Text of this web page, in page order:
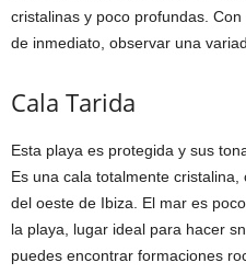
cristalinas y poco profundas.
de inmediato, observar una
Cala Tarida
Esta playa es protegida y sus
Es una cala totalmente
del oeste de Ibiza. El mar es
la playa, lugar ideal para hacer
puedes encontrar formaciones